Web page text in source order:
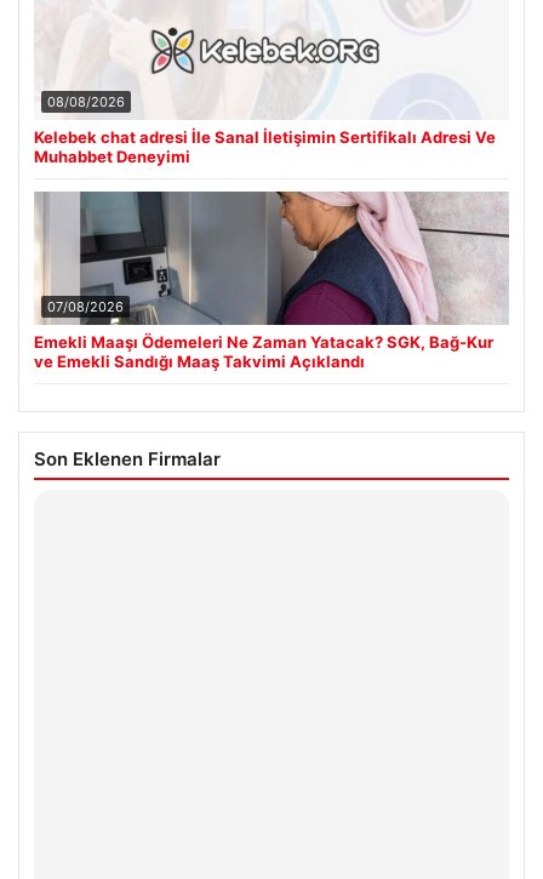
08/08/2026
Kelebek chat adresi İle Sanal İletişimin Sertifikalı Adresi Ve
Muhabbet Deneyimi
07/08/2026
Emekli Maaşı Ödemeleri Ne Zaman Yatacak? SGK, Bağ-Kur
ve Emekli Sandığı Maaş Takvimi Açıklandı
Son Eklenen Firmalar